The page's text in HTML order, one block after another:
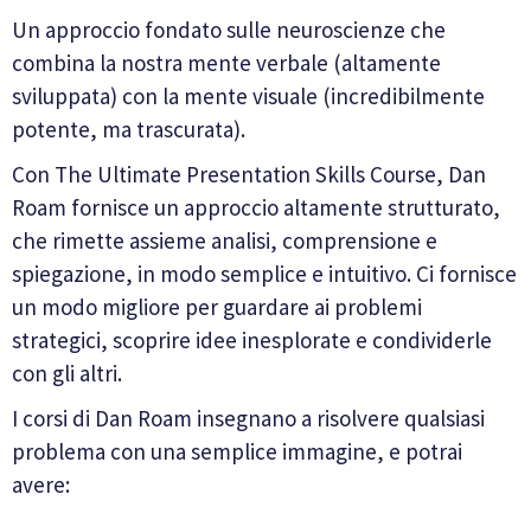
Un approccio fondato sulle neuroscienze che
combina la nostra mente verbale (altamente
sviluppata) con la mente visuale (incredibilmente
potente, ma trascurata).
Con The Ultimate Presentation Skills Course, Dan
Roam fornisce un approccio altamente strutturato,
che rimette assieme analisi, comprensione e
spiegazione, in modo semplice e intuitivo. Ci fornisce
un modo migliore per guardare ai problemi
strategici, scoprire idee inesplorate e condividerle
con gli altri.
I corsi di Dan Roam insegnano a risolvere qualsiasi
problema con una semplice immagine, e potrai
avere: